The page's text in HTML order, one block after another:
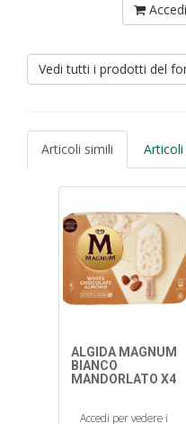
Vedi tutti i prodotti del
Articoli simili
ALGIDA MAGNUM
BIANCO
MANDORLATO X4
Accedi per vedere i